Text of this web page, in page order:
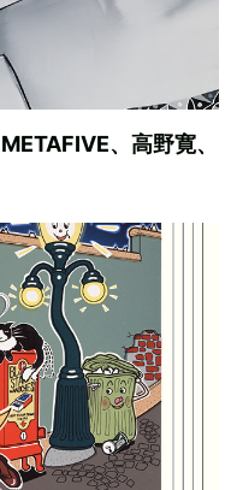
、高野寛、